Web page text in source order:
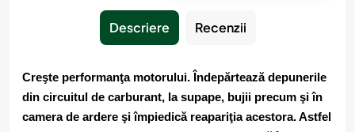
Descriere Recenzii
Creşte performanţa motorului. Îndepărtează depunerile
din circuitul de carburant, la supape, bujii precum şi în
camera de ardere şi împiedică reapariţia acestora. Astfel